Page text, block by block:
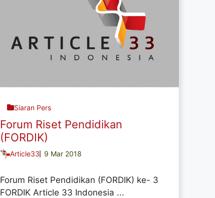
Siaran Pers
Forum Riset Pendidikan
(FORDIK)
Article33 9 Mar 2018
Forum Riset Pendidikan (FORDIK) ke- 3
FORDIK Article 33 Indonesia ...